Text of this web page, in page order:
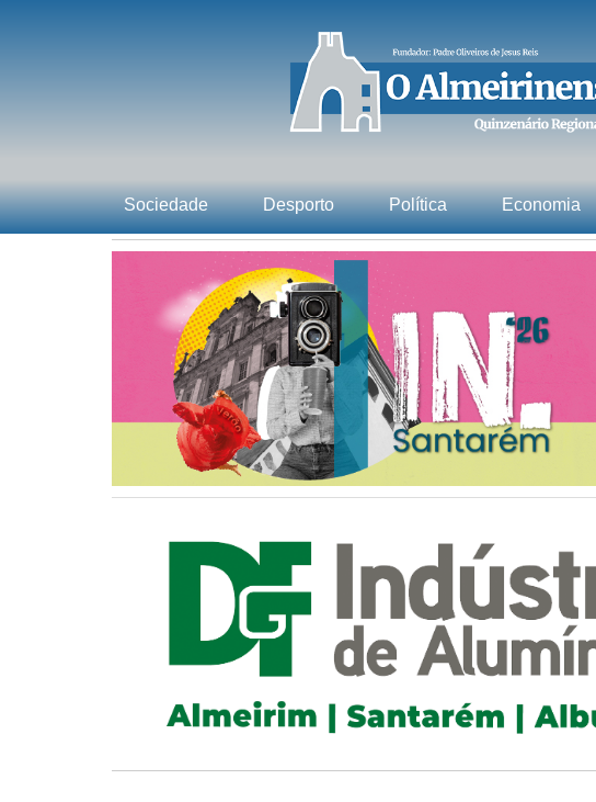
Sociedade Desporto Política Economia